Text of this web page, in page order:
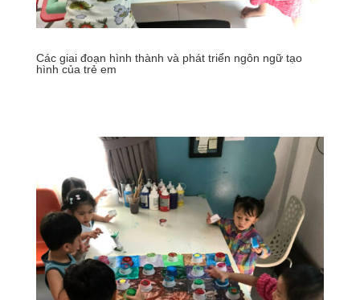
Các giai đoạn hình thành và phát triển ngôn ngữ tạo
hình của trẻ em